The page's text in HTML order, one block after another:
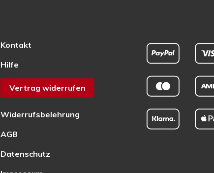
Kontakt
Hilfe
Vertrag widerrufen
Widerrufsbelehrung
AGB
Datenschutz